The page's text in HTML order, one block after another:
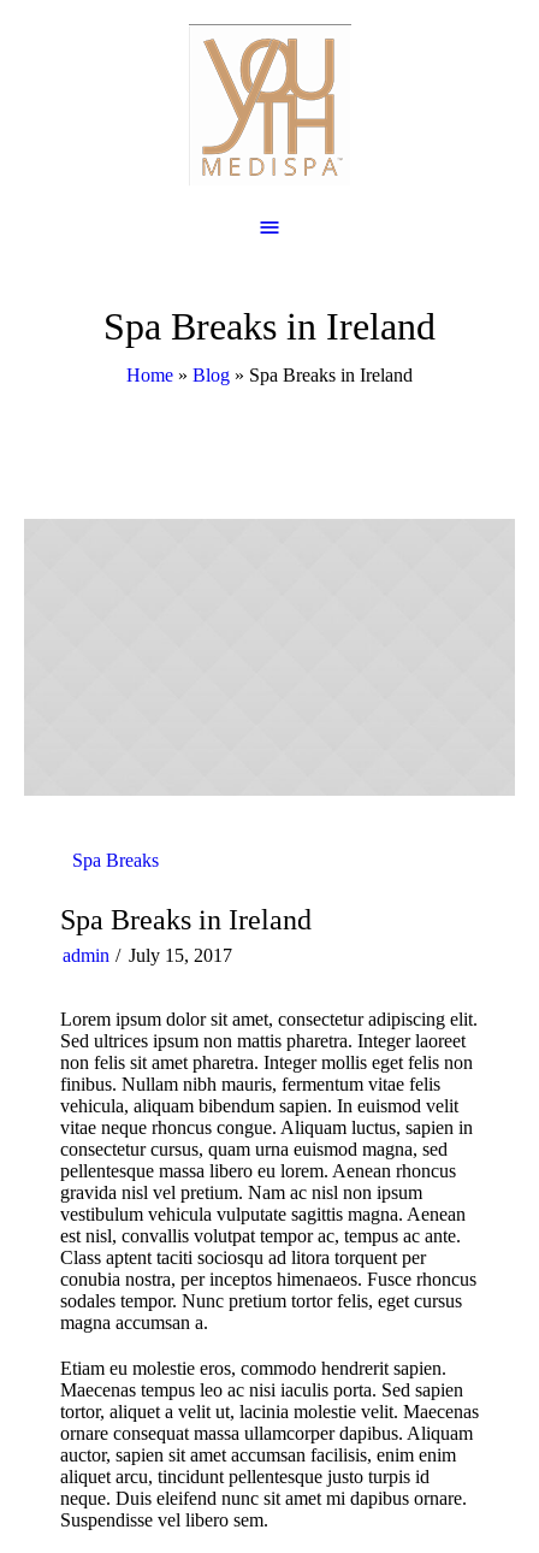
Spa Breaks in Ireland
Home » Blog » Spa Breaks in Ireland
Spa Breaks
Spa Breaks in Ireland
admin July 15, 2017
Lorem ipsum dolor sit amet, consectetur adipiscing elit.
Sed ultrices ipsum non mattis pharetra. Integer laoreet
non felis sit amet pharetra. Integer mollis eget felis non
finibus. Nullam nibh mauris, fermentum vitae felis
vehicula, aliquam bibendum sapien. In euismod velit
vitae neque rhoncus congue. Aliquam luctus, sapien in
consectetur cursus, quam urna euismod magna, sed
pellentesque massa libero eu lorem. Aenean rhoncus
gravida nisl vel pretium. Nam ac nisl non ipsum
vestibulum vehicula vulputate sagittis magna. Aenean
est nisl, convallis volutpat tempor ac, tempus ac ante.
Class aptent taciti sociosqu ad litora torquent per
conubia nostra, per inceptos himenaeos. Fusce rhoncus
sodales tempor. Nunc pretium tortor felis, eget cursus
magna accumsan a.
Etiam eu molestie eros, commodo hendrerit sapien.
Maecenas tempus leo ac nisi iaculis porta. Sed sapien
tortor, aliquet a velit ut, lacinia molestie velit. Maecenas
ornare consequat massa ullamcorper dapibus. Aliquam
auctor, sapien sit amet accumsan facilisis, enim enim
aliquet arcu, tincidunt pellentesque justo turpis id
neque. Duis eleifend nunc sit amet mi dapibus ornare.
Suspendisse vel libero sem.